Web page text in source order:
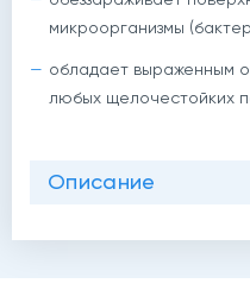
микроорганизмы
обладает выраженным
любых щелочестойких
Описание